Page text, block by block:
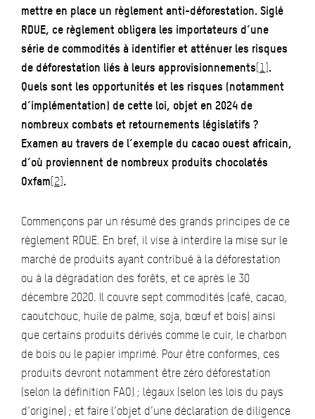
mettre en place un règlement anti-déforestation. Siglé
RDUE, ce règlement obligera les importateurs d’une
série de commodités à identifier et atténuer les risques
de déforestation liés à leurs approvisionnements[1].
Quels sont les opportunités et les risques (notamment
d’implémentation) de cette loi, objet en 2024 de
nombreux combats et retournements législatifs ?
Examen au travers de l’exemple du cacao ouest africain,
d’où proviennent de nombreux produits chocolatés
Oxfam[2].
Commençons par un résumé des grands principes de ce
règlement RDUE. En bref, il vise à interdire la mise sur le
marché de produits ayant contribué à la déforestation
ou à la dégradation des forêts, et ce après le 30
décembre 2020. Il couvre sept commodités (café, cacao,
caoutchouc, huile de palme, soja, bœuf et bois) ainsi
que certains produits dérivés comme le cuir, le charbon
de bois ou le papier imprimé. Pour être conformes, ces
produits devront notamment être zéro déforestation
(selon la définition FAO) ; légaux (selon les lois du pays
d’origine) ; et faire l’objet d’une déclaration de diligence